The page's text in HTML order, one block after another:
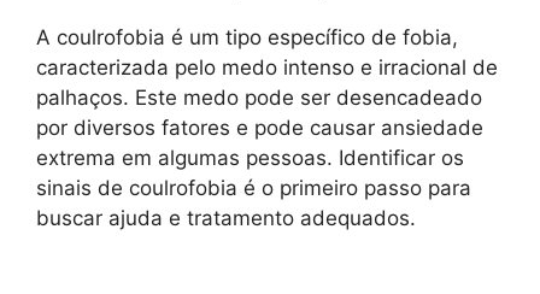
A coulrofobia é um tipo específico de fobia,
caracterizada pelo medo intenso e irracional de
palhaços. Este medo pode ser desencadeado
por diversos fatores e pode causar ansiedade
extrema em algumas pessoas. Identificar os
sinais de coulrofobia é o primeiro passo para
buscar ajuda e tratamento adequados.